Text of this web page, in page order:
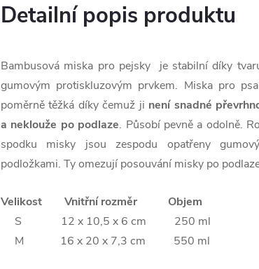
Detailní popis produktu
Bambusová miska pro pejsky je stabilní díky
gumovým protiskluzovým prvkem. Miska pro
poměrně těžká díky čemuž ji není snadné
a neklouže po podlaze. Působí pevně a odolně.
spodku misky jsou zespodu opatřeny
podložkami. Ty omezují posouvání misky po
Velikost Vnitřní rozměr Objem
S 12 x 10,5 x 6 cm 250 ml
M 16 x 20 x 7,3 cm 550 ml